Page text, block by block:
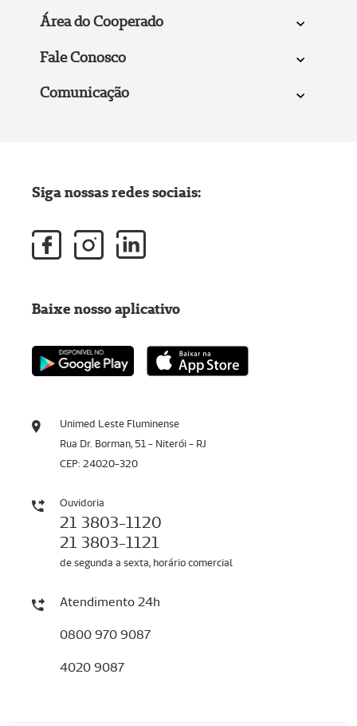
Área do Cooperado
Fale Conosco
Comunicação
Unimed Leste Fluminense
Rua Dr. Borman, 51 - Niterói - RJ
CEP: 24020-320
Ouvidoria
21 3803-1120
21 3803-1121
de segunda a sexta, horário comercial
Atendimento 24h
0800 970 9087
4020 9087
Siga nossas redes sociais:
Baixe nosso aplicativo